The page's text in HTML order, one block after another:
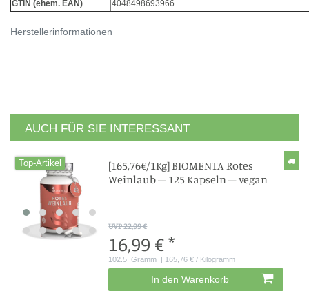
Herstellerinformationen
GTIN (ehem. EAN)
4048498693966
AUCH FÜR SIE INTERESSANT
Top-Artikel
[165,76€/1Kg] BIOMENTA Rotes
Weinlaub – 125 Kapseln – vegan
UVP 22,99 €
16,99 € *
102.5 Gramm | 165,76 € / Kilogramm
In den Warenkorb